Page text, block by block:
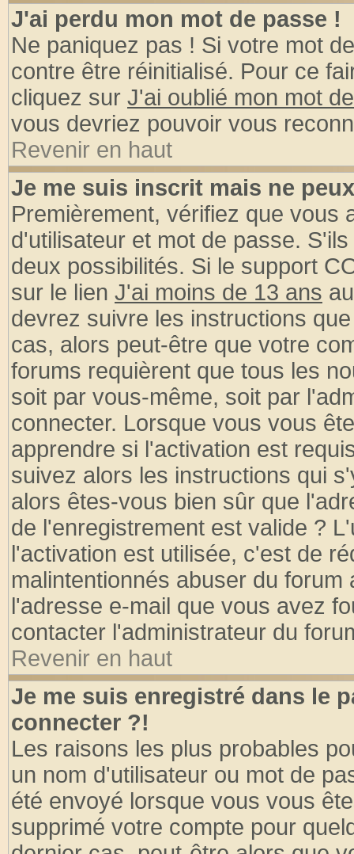
J'ai perdu mon mot de passe !
Ne paniquez pas ! Si votre mot
contre être réinitialisé. Pour ce
cliquez sur J'ai oublié mon mot
vous devriez pouvoir vous
Revenir en haut
Je me suis inscrit mais ne
Premièrement, vérifiez que vous
d'utilisateur et mot de passe.
deux possibilités. Si le support
sur le lien J'ai moins de 13 ans
devrez suivre les instructions
cas, alors peut-être que votre
forums requièrent que tous les
soit par vous-même, soit par
connecter. Lorsque vous vous
apprendre si l'activation est
suivez alors les instructions qui
alors êtes-vous bien sûr que
de l'enregistrement est valide ?
l'activation est utilisée, c'est de
malintentionnés abuser du
l'adresse e-mail que vous avez
contacter l'administrateur du
Revenir en haut
Je me suis enregistré dans le
connecter ?!
Les raisons les plus probables
un nom d'utilisateur ou mot de
été envoyé lorsque vous vous
supprimé votre compte pour